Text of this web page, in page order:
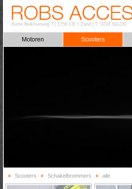
Korte Belkmerweg 7| 1756 CB 't Zand T: 0224 591230
Motoren Scooters
» Scooters » Schakelbrommers » alle